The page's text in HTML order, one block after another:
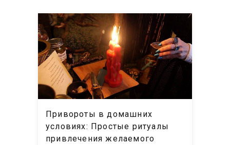
Привороты в домашних
условиях: Простые ритуалы
привлечения желаемого